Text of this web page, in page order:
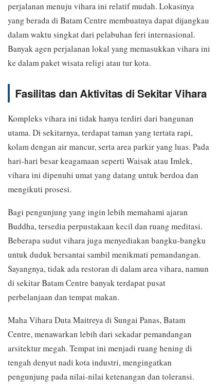
perjalanan menuju vihara ini relatif mudah. Lokasinya
yang berada di Batam Centre membuatnya dapat dijangkau
dalam waktu singkat dari pelabuhan feri internasional.
Banyak agen perjalanan lokal yang memasukkan vihara ini
ke dalam paket wisata religi atau tur kota.
Fasilitas dan Aktivitas di Sekitar Vihara
Kompleks vihara ini tidak hanya terdiri dari bangunan
utama. Di sekitarnya, terdapat taman yang tertata rapi,
kolam dengan air mancur, serta area parkir yang luas. Pada
hari-hari besar keagamaan seperti Waisak atau Imlek,
vihara ini dipenuhi umat yang datang untuk berdoa dan
mengikuti prosesi.
Bagi pengunjung yang ingin lebih memahami ajaran
Buddha, tersedia perpustakaan kecil dan ruang meditasi.
Beberapa sudut vihara juga menyediakan bangku-bangku
untuk duduk bersantai sambil menikmati pemandangan.
Sayangnya, tidak ada restoran di dalam area vihara, namun
di sekitar Batam Centre banyak terdapat pusat
perbelanjaan dan tempat makan.
Maha Vihara Duta Maitreya di Sungai Panas, Batam
Centre, menawarkan lebih dari sekadar pemandangan
arsitektur megah. Tempat ini menjadi ruang hening di
tengah denyut nadi kota industri, mengingatkan
pengunjung pada nilai-nilai ketenangan dan toleransi.